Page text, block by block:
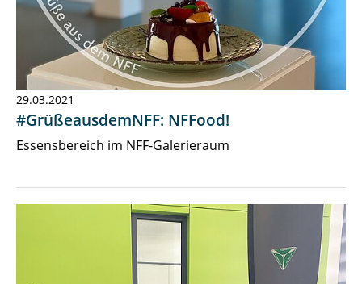
29.03.2021
#GrüßeausdemNFF: NFFood!
Essensbereich im NFF-Galerieraum